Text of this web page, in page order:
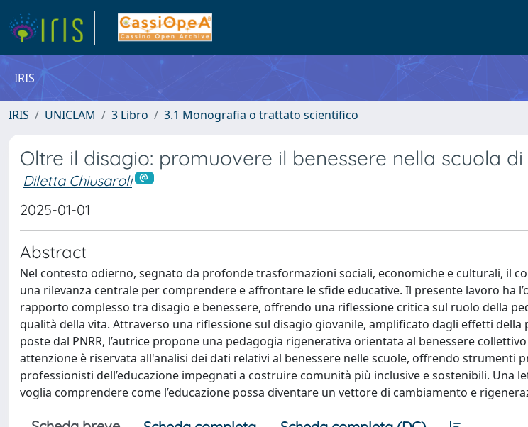
IRIS
IRIS UNICLAM 3 Libro 3.1 Monografia o trattato scientifico
Oltre il disagio: promuovere il benessere nella scuola
Diletta Chiusaroli
2025-01-01
Abstract
Nel contesto odierno, segnato da profonde trasformazioni sociali, economiche e culturali, il
una rilevanza centrale per comprendere e affrontare le sfide educative. Il presente lavoro ha
rapporto complesso tra disagio e benessere, offrendo una riflessione critica sul ruolo della
qualità della vita. Attraverso una riflessione sul disagio giovanile, amplificato dagli effetti della
poste dal PNRR, l’autrice propone una pedagogia rigenerativa orientata al benessere
attenzione è riservata all'analisi dei dati relativi al benessere nelle scuole, offrendo strumenti
professionisti dell’educazione impegnati a costruire comunità più inclusive e sostenibili. Una
voglia comprendere come l’educazione possa diventare un vettore di cambiamento e